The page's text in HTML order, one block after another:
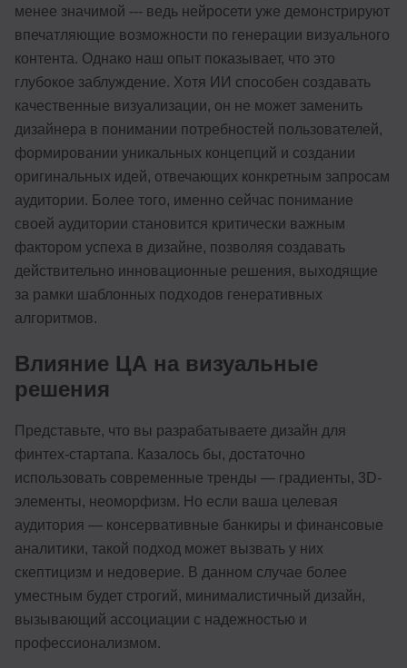
менее значимой --- ведь нейросети уже демонстрируют
впечатляющие возможности по генерации визуального
контента. Однако наш опыт показывает, что это
глубокое заблуждение. Хотя ИИ способен создавать
качественные визуализации, он не может заменить
дизайнера в понимании потребностей пользователей,
формировании уникальных концепций и создании
оригинальных идей, отвечающих конкретным запросам
аудитории. Более того, именно сейчас понимание
своей аудитории становится критически важным
фактором успеха в дизайне, позволяя создавать
действительно инновационные решения, выходящие
за рамки шаблонных подходов генеративных
алгоритмов.
Влияние ЦА на визуальные
решения
Представьте, что вы разрабатываете дизайн для
финтех-стартапа. Казалось бы, достаточно
использовать современные тренды — градиенты, 3D-
элементы, неоморфизм. Но если ваша целевая
аудитория — консервативные банкиры и финансовые
аналитики, такой подход может вызвать у них
скептицизм и недоверие. В данном случае более
уместным будет строгий, минималистичный дизайн,
вызывающий ассоциации с надежностью и
профессионализмом.